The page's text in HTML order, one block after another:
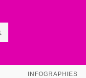
RECHERCHEINFOGRAPHIES